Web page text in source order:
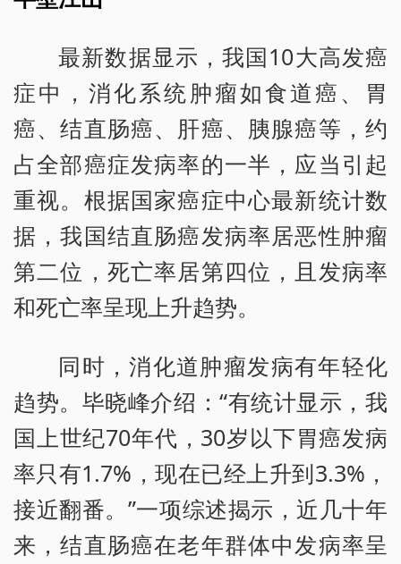
最新数据显示，我国10大高发癌
症中，消化系统肿瘤如食道癌、胃
癌、结直肠癌、肝癌、胰腺癌等，约
占全部癌症发病率的一半，应当引起
重视。根据国家癌症中心最新统计数
据，我国结直肠癌发病率居恶性肿瘤
第二位，死亡率居第四位，且发病率
和死亡率呈现上升趋势。
同时，消化道肿瘤发病有年轻化
趋势。毕晓峰介绍：“有统计显示，我
国上世纪70年代，30岁以下胃癌发病
率只有1.7%，现在已经上升到3.3%，
接近翻番。”一项综述揭示，近几十年
来，结直肠癌在老年群体中发病率呈